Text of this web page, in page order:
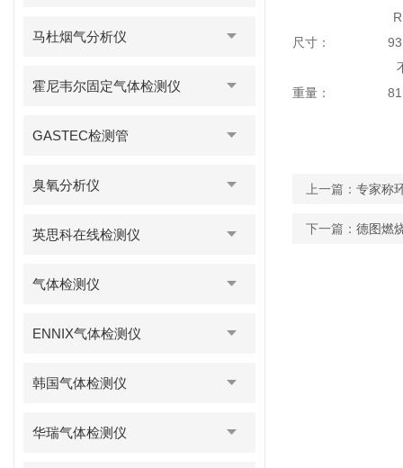
马杜烟气分析仪
霍尼韦尔固定气体检测仪
GASTEC检测管
臭氧分析仪
英思科在线检测仪
气体检测仪
ENNIX气体检测仪
韩国气体检测仪
华瑞气体检测仪
RFL/EMC
尺寸： 93MM
不含鳄鱼夹
重量：
上一篇： 专家称
下一篇： 德图燃